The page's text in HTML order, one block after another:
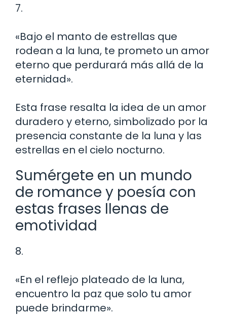
7.
«Bajo el manto de estrellas que
rodean a la luna, te prometo un amor
eterno que perdurará más allá de la
eternidad».
Esta frase resalta la idea de un amor
duradero y eterno, simbolizado por la
presencia constante de la luna y las
estrellas en el cielo nocturno.
Sumérgete en un mundo
de romance y poesía con
estas frases llenas de
emotividad
8.
«En el reflejo plateado de la luna,
encuentro la paz que solo tu amor
puede brindarme».